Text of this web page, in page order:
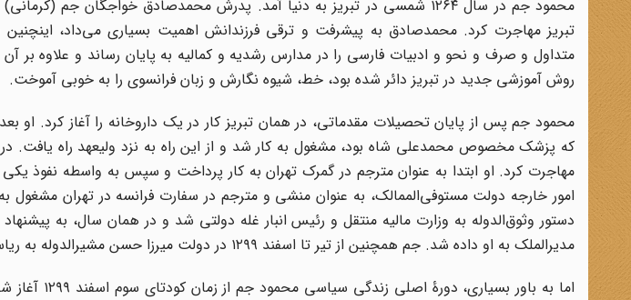
محمود جم در سال ۱۲۶۴ شمسی در تبریز به دنیا آمد. پدرش محمدصادق خواجگان جم
تبریز مهاجرت کرد. محمدصادق به پیشرفت و ترقی فرزندانش اهمیت بسیاری می‌داد،
متداول و صرف و نحو و ادبیات فارسی را در مدارس رشدیه و کمالیه به پایان رساند و علاوه بر
روش آموزشی جدید در تبریز دائر شده بود، خط، شیوه نگارش و زبان فرانسوی را به خوبی آموخت.
محمود جم پس از پایان تحصیلات مقدماتی، در همان تبریز کار در یک داروخانه را آغاز کرد. او
مهاجرت کرد. او ابتدا به عنوان‌ مترجم‌ در گمرک‌ تهران ‌به ‌کار پرداخت ‌و سپس‌ به‌ واسطه نفوذ یکی
‌دستور وثوق‌الدوله‌ به ‌وزارت‌ مالیه ‌منتقل ‌و رئیس انبار غله‌ دولتی‌ شد و در‌‌ همان ‌سال‌، به
مدیرالملک ‌به ‌او داده‌ شد. جم همچنین‌ از تیر تا اسفند ۱۲۹۹ در دولت ‌میرزا حسن‌ مشیرالدوله‌ به ‌ریاست ‌خزانه‌داری‌ کل کشور رسید.
اما به باور